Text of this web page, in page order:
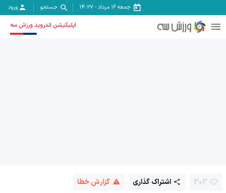
جمعه ۱۶ مرداد -
14:27 جستجو ورود
اپلیکیشن اندروید ورزش سه
303 اشتراک گذاری گزارش خطا